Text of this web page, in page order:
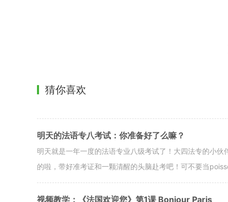
猜你喜欢
明天的法语专八考试：你准备好了么嘛？
明天就是一年一度的法语专业八级考试了！大四法专的小
的啦，带好准考证和一颗清醒的头脑赴考吧！可不要当
视频教学：《法国欢迎您》第1课 Bonjour Paris